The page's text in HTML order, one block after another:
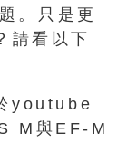
。只是更
請看以下
youtube
M與EF-M